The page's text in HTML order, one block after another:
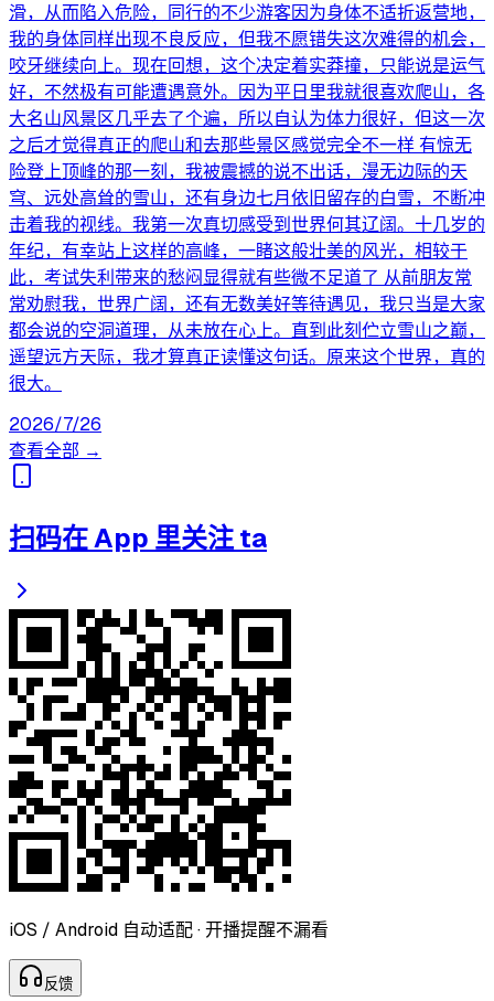
滑，从而陷入危险，同行的不少游客因为身体不适折返营地，
我的身体同样出现不良反应，但我不愿错失这次难得的机会，
咬牙继续向上。现在回想，这个决定着实莽撞，只能说是运气
好，不然极有可能遭遇意外。因为平日里我就很喜欢爬山，各
大名山风景区几乎去了个遍，所以自认为体力很好，但这一次
之后才觉得真正的爬山和去那些景区感觉完全不一样 有惊无
险登上顶峰的那一刻，我被震撼的说不出话，漫无边际的天
穹、远处高耸的雪山，还有身边七月依旧留存的白雪，不断冲
击着我的视线。我第一次真切感受到世界何其辽阔。十几岁的
年纪，有幸站上这样的高峰，一睹这般壮美的风光，相较于
此，考试失利带来的愁闷显得就有些微不足道了 从前朋友常
常劝慰我，世界广阔，还有无数美好等待遇见，我只当是大家
都会说的空洞道理，从未放在心上。直到此刻伫立雪山之巅，
遥望远方天际，我才算真正读懂这句话。原来这个世界，真的
很大。
2026/7/26
查看全部 →
扫码在 App 里关注 ta
iOS / Android 自动适配 · 开播提醒不漏看
反馈